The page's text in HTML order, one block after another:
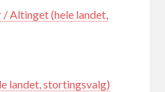
Altinget (hele landet,
landet, stortingsvalg)